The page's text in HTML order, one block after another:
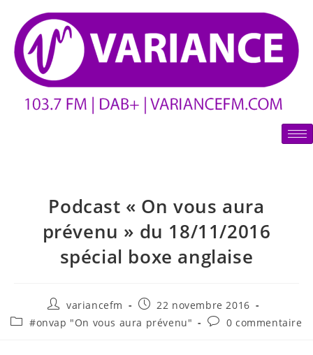
Podcast « On vous aura
prévenu » du 18/11/2016
spécial boxe anglaise
variancefm
22 novembre 2016
#onvap "On vous aura prévenu"
0 commentaire